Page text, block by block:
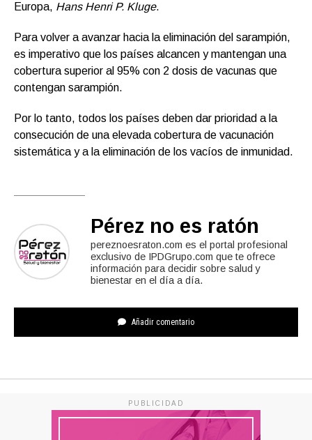
Europa, Hans Henri P. Kluge.
Para volver a avanzar hacia la eliminación del sarampión,
es imperativo que los países alcancen y mantengan una
cobertura superior al 95% con 2 dosis de vacunas que
contengan sarampión.
Por lo tanto, todos los países deben dar prioridad a la
consecución de una elevada cobertura de vacunación
sistemática y a la eliminación de los vacíos de inmunidad.
Pérez no es ratón
pereznoesraton.com es el portal profesional
exclusivo de IPDGrupo.com que te ofrece
información para decidir sobre salud y
bienestar en el día a día.
Añadir comentario
PUBLICIDAD